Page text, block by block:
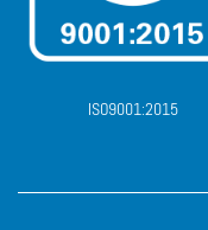
ISO9001:2015